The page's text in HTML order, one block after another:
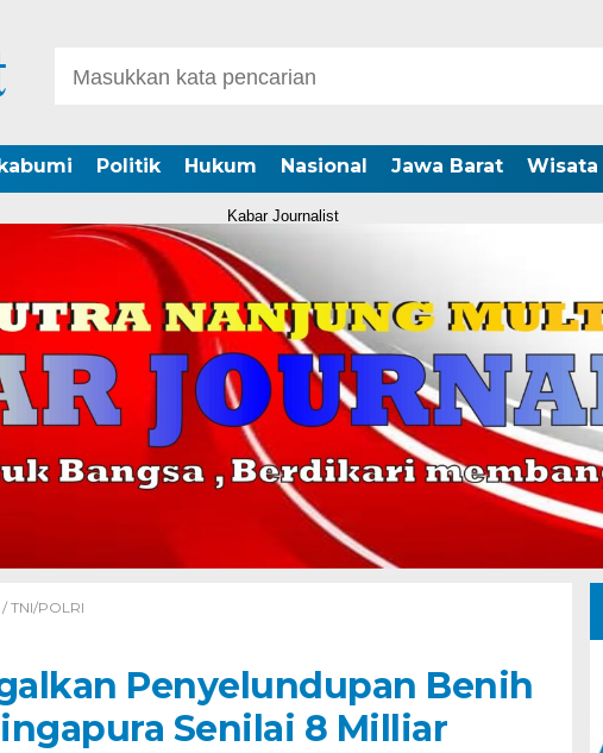
Politik Hukum Nasional Jawa Barat Wisata
Kabar Journalist
/ TNI/POLRI
Penyelundupan Benih
Senilai 8 Milliar